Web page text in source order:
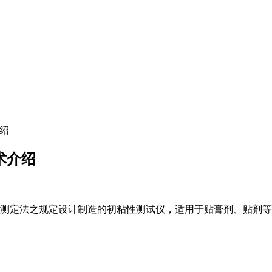
介绍
定法之规定设计制造的初粘性测试仪，适用于贴膏剂、贴剂等